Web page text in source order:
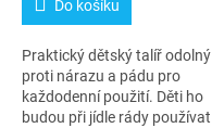
Do košíku
Praktický dětský talíř odolný
proti nárazu a pádu pro
každodenní použití. Děti ho
budou při jídle rády používat